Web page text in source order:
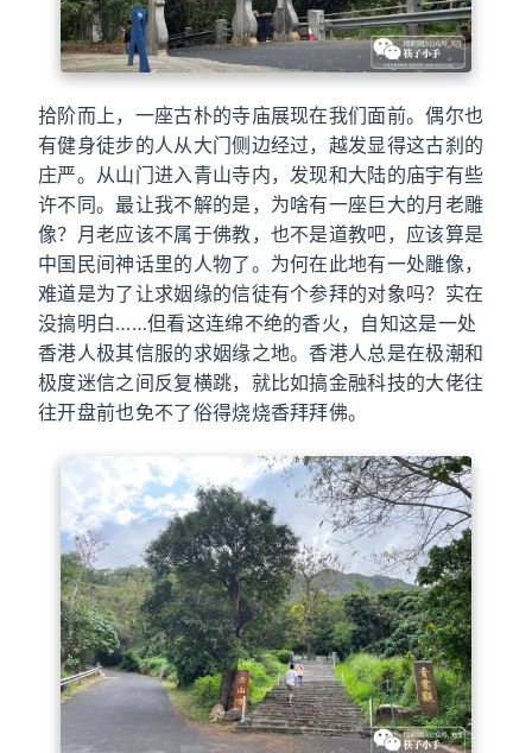
拾阶而上，一座古朴的寺庙展现在我们面前。偶尔也
有健身徒步的人从大门侧边经过，越发显得这古刹的
庄严。从山门进入青山寺内，发现和大陆的庙宇有些
许不同。最让我不解的是，为啥有一座巨大的月老雕
像？月老应该不属于佛教，也不是道教吧，应该算是
中国民间神话里的人物了。为何在此地有一处雕像，
难道是为了让求姻缘的信徒有个参拜的对象吗？实在
没搞明白……但看这连绵不绝的香火，自知这是一处
香港人极其信服的求姻缘之地。香港人总是在极潮和
极度迷信之间反复横跳，就比如搞金融科技的大佬往
往开盘前也免不了俗得烧烧香拜拜佛。